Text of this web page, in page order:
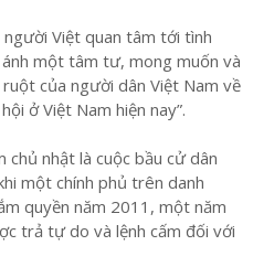
Việt quan tâm tới tình
một tâm tư, mong muốn và
của người dân Việt Nam về
ở Việt Nam hiện nay”.
nhật là cuộc bầu cử dân
một chính phủ trên danh
quyền năm 2011, một năm
trả tự do và lệnh cấm đối với